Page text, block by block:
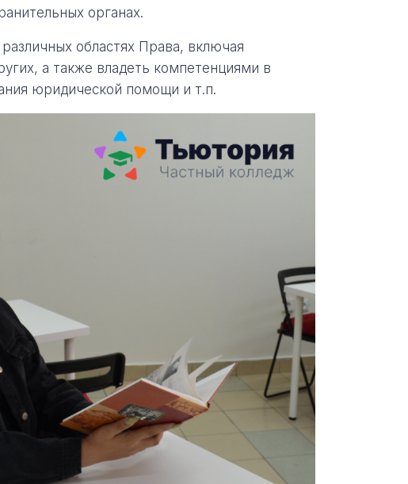
органах.
областях Права, включая
а также владеть компетенциями в
юридической помощи и т.п.